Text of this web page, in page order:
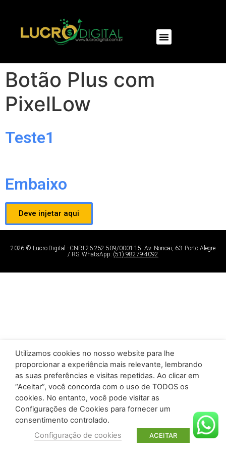
Botão Plus com
PixelLow
Teste1
Embaixo
Deve injetar aqui
2026 © Lucro Digital - CNPJ 26.252.509/0001-15. Av. Nonoai, 63. Porto Alegre
/ RS. WhatsApp: (51) 98279-4092
Utilizamos cookies no nosso website para lhe
proporcionar a experiência mais relevante, lembrando
as suas preferências e visitas repetidas. Ao clicar em
“Aceitar”, você concorda com o uso de TODOS os
cookies. No entanto, você pode visitar as
Configurações de Cookies para fornecer um
consentimento controlado.
Configuração de cookies
ACEITAR